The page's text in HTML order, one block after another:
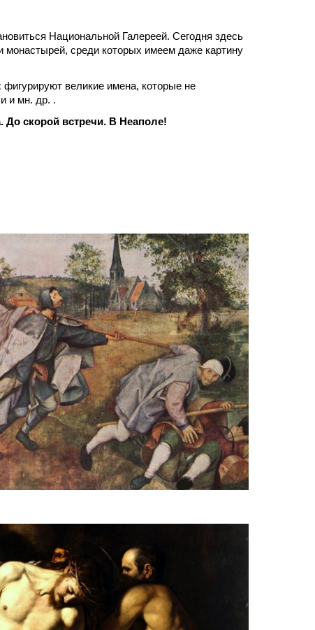
Национальной Галереей. Сегодня здесь
монастырей, среди которых имеем даже картину
великие имена, которые не
и мн. др. .
До скорой встречи. В Неаполе!